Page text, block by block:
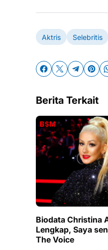
Aktris Selebritis
Berita Terkait
Biodata Christina
Lengkap, Saya
The Voice